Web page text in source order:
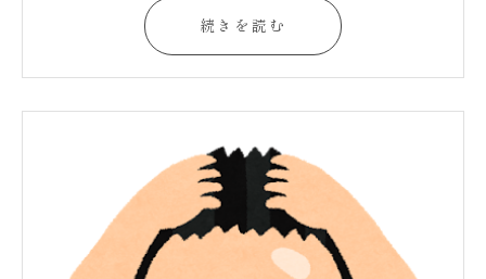
続きを読む